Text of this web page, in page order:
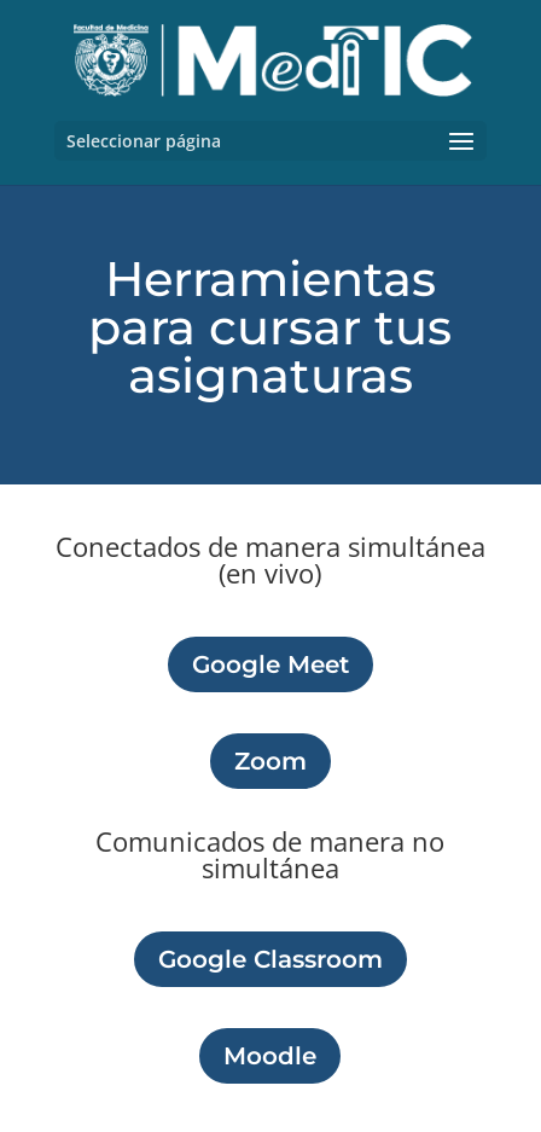
Seleccionar página
Herramientas
para cursar tus
asignaturas
Conectados de manera simultánea
(en vivo)
Google Meet
Zoom
Comunicados de manera no
simultánea
Google Classroom
Moodle